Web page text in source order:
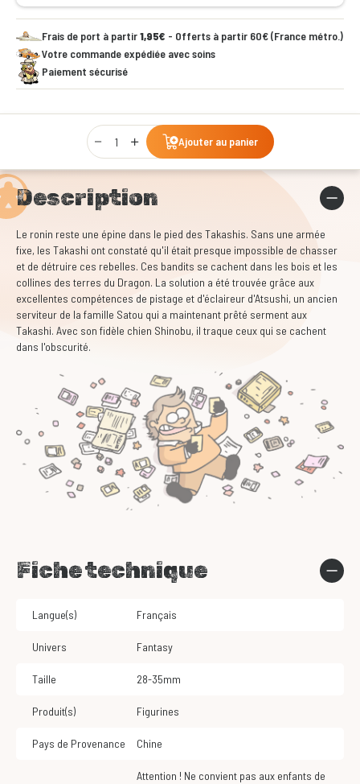
Frais de port à partir1,95€ - Offerts à partir 60€ (France métro.)
Votre commande expédiée avec soins
Paiement sécurisé
Qty
Ajouter au panier
Description
Le ronin reste une épine dans le pied des Takashis. Sans une armée
fixe, les Takashi ont constaté qu'il était presque impossible de chasser
et de détruire ces rebelles. Ces bandits se cachent dans les bois et les
collines des terres du Dragon. La solution a été trouvée grâce aux
excellentes compétences de pistage et d'éclaireur d'Atsushi, un ancien
serviteur de la famille Satou qui a maintenant prêté serment aux
Takashi. Avec son fidèle chien Shinobu, il traque ceux qui se cachent
dans l'obscurité.
Fiche technique
Langue(s) Français
Univers Fantasy
Taille 28-35mm
Produit(s) Figurines
Pays de Provenance Chine
Attention ! Ne convient pas aux enfants de